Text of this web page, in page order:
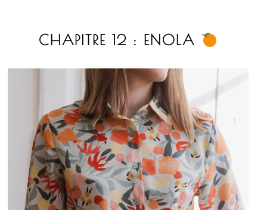
CHAPITRE 12 : ENOLA